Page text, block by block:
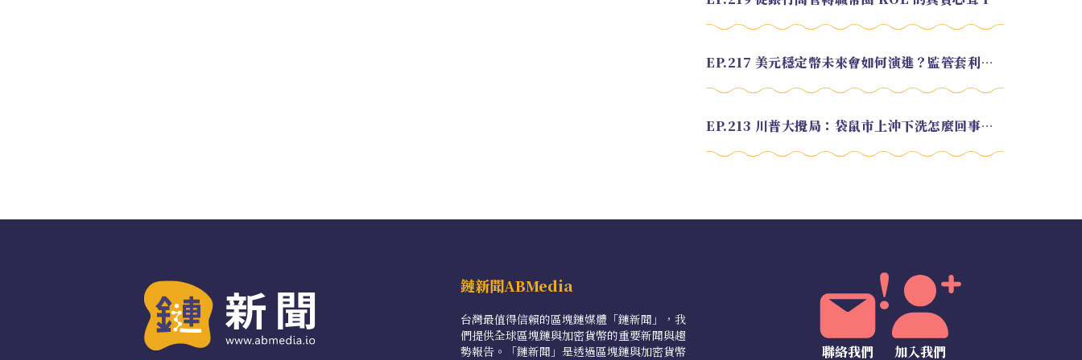
EP.217 美元穩定幣未來會如何演進？監管套利終將收斂？feat. 研究員 余哲安
EP.213 川普大攪局：袋鼠市上沖下洗怎麼回事？feat. Alvin
鏈新聞ABMedia
台灣最值得信賴的區塊鏈媒體「鏈新聞」，我
們提供全球區塊鏈與加密貨幣的重要新聞與趨
勢報告。「鏈新聞」是透過區塊鏈與加密貨幣
聯絡我們 加入我們